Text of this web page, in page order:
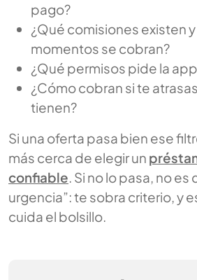
pago?
¿Qué comisiones existen
momentos se cobran?
¿Qué permisos pide la
¿Cómo cobran si te
tienen?
Si una oferta pasa bien ese
más cerca de elegir un
confiable. Si no lo pasa, no es
urgencia”: te sobra criterio, y
cuida el bolsillo.